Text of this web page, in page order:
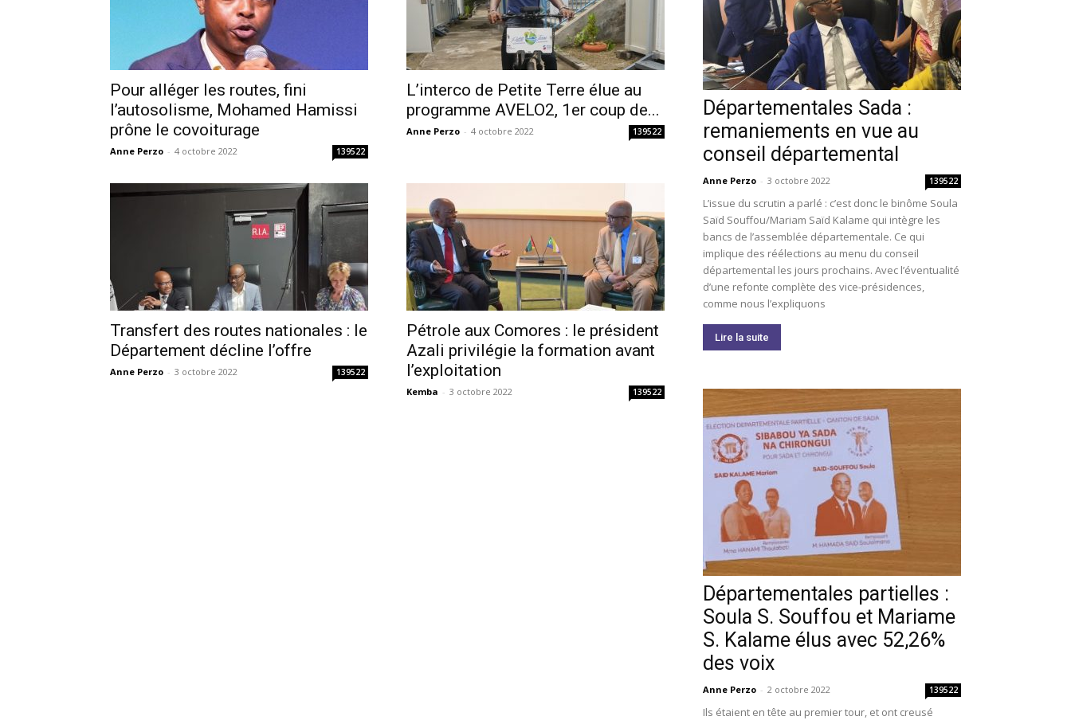
Pour alléger les routes, fini
l’autosolisme, Mohamed Hamissi
prône le covoiturage
Anne Perzo - 4 octobre 2022 139522
L’interco de Petite Terre élue au
programme AVELO2, 1er coup de...
Anne Perzo - 4 octobre 2022 139522
Transfert des routes nationales : le
Département décline l’offre
Anne Perzo - 3 octobre 2022 139522
Pétrole aux Comores : le président
Azali privilégie la formation avant
l’exploitation
Kemba - 3 octobre 2022 139522
Départementales Sada :
remaniements en vue au
conseil départemental
Anne Perzo - 3 octobre 2022 139522
L’issue du scrutin a parlé : c’est donc le binôme Soula
Saïd Souffou/Mariam Saïd Kalame qui intègre les
bancs de l’assemblée départementale. Ce qui
implique des réélections au menu du conseil
départemental les jours prochains. Avec l’éventualité
d’une refonte complète des vice-présidences,
comme nous l’expliquons
Lire la suite
Départementales partielles :
Soula S. Souffou et Mariame
S. Kalame élus avec 52,26%
des voix
Anne Perzo - 2 octobre 2022 139522
Ils étaient en tête au premier tour, et ont creusé